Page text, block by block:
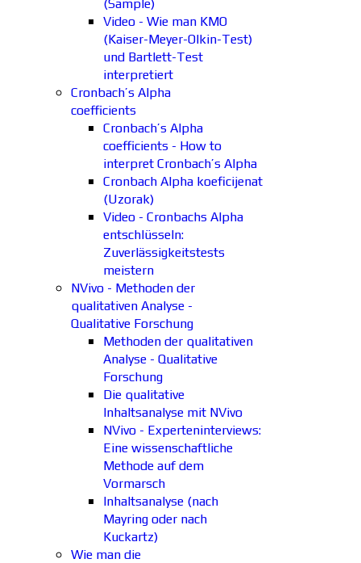
(Sample)
Video - Wie man KMO
(Kaiser-Meyer-Olkin-Test)
und Bartlett-Test
interpretiert
Cronbach’s Alpha
coefficients
Cronbach’s Alpha
coefficients - How to
interpret Cronbach’s Alpha
Cronbach Alpha koeficijenat
(Uzorak)
Video - Cronbachs Alpha
entschlüsseln:
Zuverlässigkeitstests
meistern
NVivo - Methoden der
qualitativen Analyse -
Qualitative Forschung
Methoden der qualitativen
Analyse - Qualitative
Forschung
Die qualitative
Inhaltsanalyse mit NVivo
NVivo - Experteninterviews:
Eine wissenschaftliche
Methode auf dem
Vormarsch
Inhaltsanalyse (nach
Mayring oder nach
Kuckartz)
Wie man die